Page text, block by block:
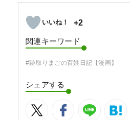
+2
関連キーワード
#跡取りまごの百姓日記【漫画】
シェアする